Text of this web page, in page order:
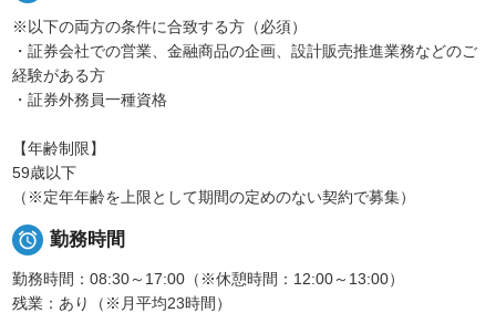
※以下の両方の条件に合致する方（必須）
・証券会社での営業、金融商品の企画、設計販売推進業務などのご
経験がある方
・証券外務員一種資格
【年齢制限】
59歳以下
（※定年年齢を上限として期間の定めのない契約で募集）
 勤務時間
勤務時間：08:30～17:00（※休憩時間：12:00～13:00）
残業：あり（※月平均23時間）